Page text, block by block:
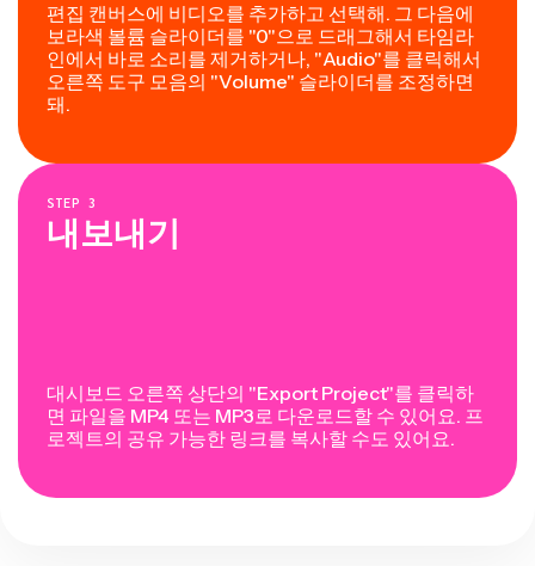
편집 캔버스에 비디오를 추가하고 선택해. 그 다음에
보라색 볼륨 슬라이더를 "0"으로 드래그해서 타임라
인에서 바로 소리를 제거하거나, "Audio"를 클릭해서
오른쪽 도구 모음의 "Volume" 슬라이더를 조정하면
돼.
STEP 3
내보내기
대시보드 오른쪽 상단의 "Export Project"를 클릭하
면 파일을 MP4 또는 MP3로 다운로드할 수 있어요. 프
로젝트의 공유 가능한 링크를 복사할 수도 있어요.